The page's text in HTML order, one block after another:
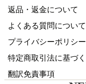
返品・返金について
よくある質問について
プライバシーポリシー
特定商取引法に基づ
翻訳免責事項